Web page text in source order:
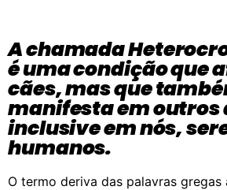
A chamada
é uma condição que
cães, mas que
manifesta em outros
inclusive em nós,
humanos.
O termo deriva das palavras gregas